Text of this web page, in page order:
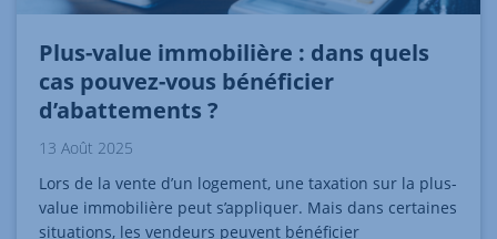
Plus-value immobilière : dans quels
cas pouvez-vous bénéficier
d’abattements ?
13 Août 2025
Lors de la vente d’un logement, une taxation sur la plus-
value immobilière peut s’appliquer. Mais dans certaines
situations, les vendeurs peuvent bénéficier